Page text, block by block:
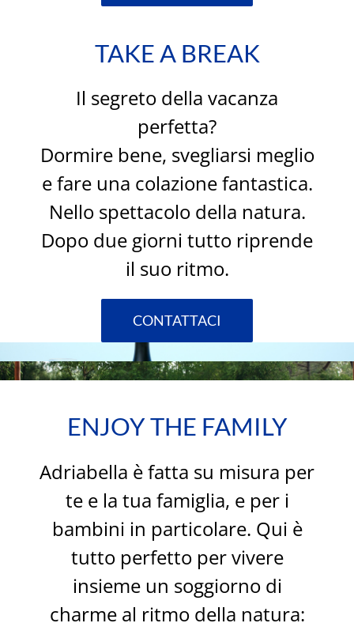
TAKE A BREAK
Il segreto della vacanza
perfetta?
Dormire bene, svegliarsi meglio
e fare una colazione fantastica.
Nello spettacolo della natura.
Dopo due giorni tutto riprende
il suo ritmo.
CONTATTACI
ENJOY THE FAMILY
Adriabella è fatta su misura per
te e la tua famiglia, e per i
bambini in particolare. Qui è
tutto perfetto per vivere
insieme un soggiorno di
charme al ritmo della natura: